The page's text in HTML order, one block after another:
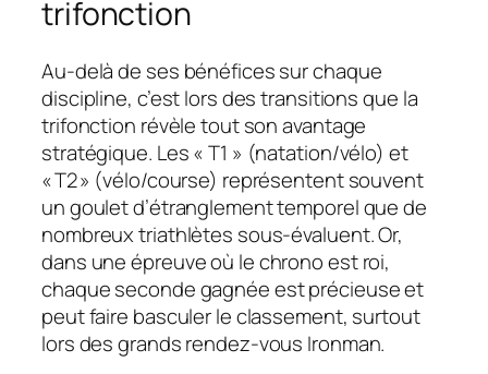
trifonction
Au-delà de ses bénéfices sur chaque
discipline, c’est lors des transitions que la
trifonction révèle tout son avantage
stratégique. Les « T1 » (natation/vélo) et
« T2 » (vélo/course) représentent souvent
un goulet d’étranglement temporel que de
nombreux triathlètes sous-évaluent. Or,
dans une épreuve où le chrono est roi,
chaque seconde gagnée est précieuse et
peut faire basculer le classement, surtout
lors des grands rendez-vous Ironman.